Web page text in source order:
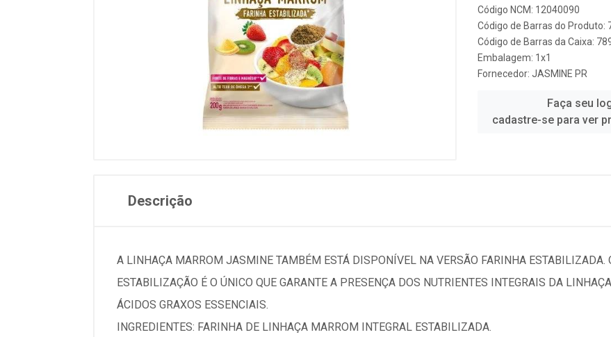
Código NCM: 12040090
Código de Barras do Produto:
Código de Barras da Caixa:
Embalagem: 1x1
Fornecedor: JASMINE PR
Faça seu
cadastre-se para ver
Descrição
A LINHAÇA MARROM JASMINE TAMBÉM ESTÁ DISPONÍVEL NA VERSÃO FARINHA ESTABILIZADA.
ESTABILIZAÇÃO É O ÚNICO QUE GARANTE A PRESENÇA DOS NUTRIENTES INTEGRAIS DA
ÁCIDOS GRAXOS ESSENCIAIS.
INGREDIENTES: FARINHA DE LINHAÇA MARROM INTEGRAL ESTABILIZADA.